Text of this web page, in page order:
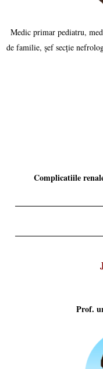
Medic primar pediatru,
de familie, șef secție
Complicatiile
Prof.